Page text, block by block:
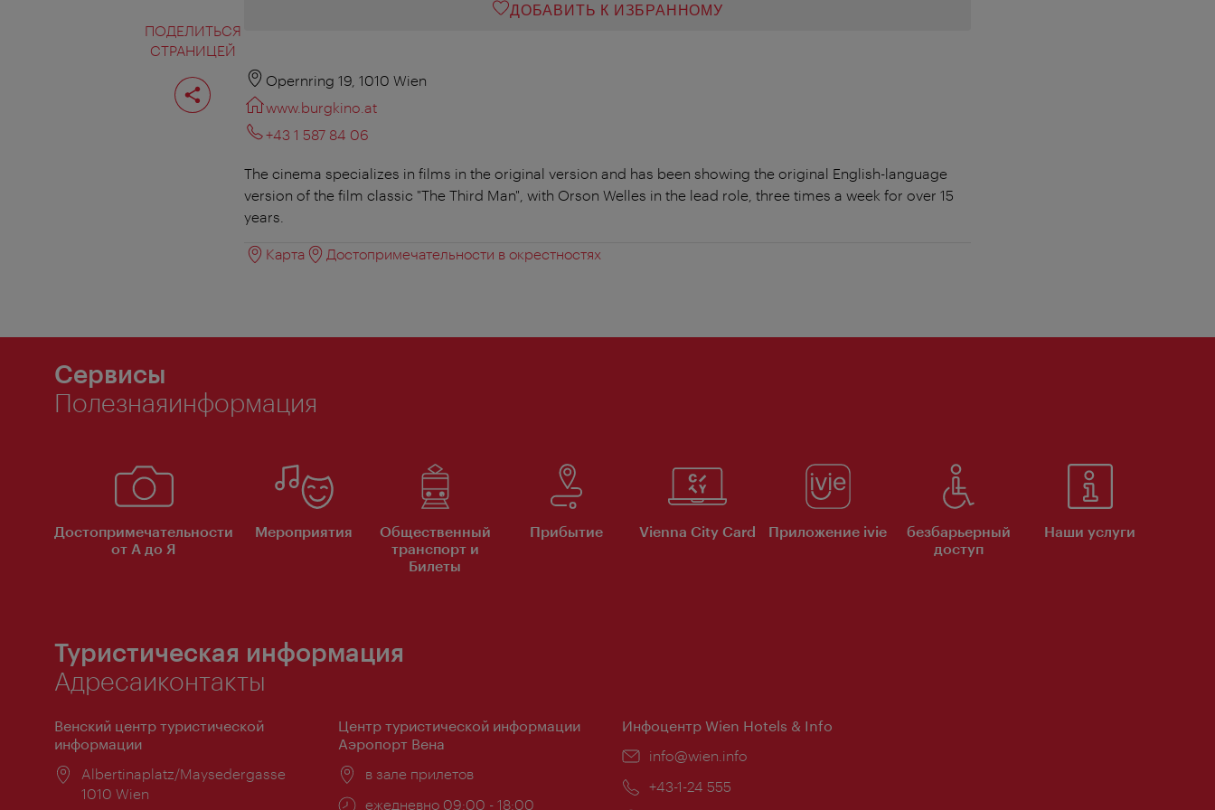
ПОДЕЛИТЬСЯ
СТРАНИЦЕЙ
Поделиться
страницей
ДОБАВИТЬ К ИЗБРАННОМУ
Opernring 19, 1010 Wien
www.burgkino.at
+43 1 587 84 06
The cinema specializes in films in the original version and has been showing the original English-language
version of the film classic "The Third Man", with Orson Welles in the lead role, three times a week for over 15
years.
Карта Достопримечательности в окрестностях
Сервисы
Полезнаяинформация
Достопримечательности
от А до Я
Мероприятия
Общественный
транспорт и
Билеты
Прибытие Vienna City Card Приложение ivie
безбарьерный
доступ
Наши услуги
Туристическая информация
Адресаиконтакты
Венский центр туристической
информации
Расположение:
Albertinaplatz/Maysedergasse
1010 Wien
Центр туристической информации
Аэропорт Вена
Расположение:
в зале прилетов
Часы
ежедневно 09:00 - 18:00
Инфоцентр Wien Hotels & Info
Эл.
info@wien.info
Телефон:
+43-1-24 555